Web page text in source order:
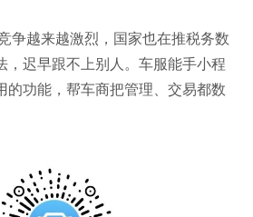
争越来越激烈，国家也在推税务数
，迟早跟不上别人。车服能手小程
的功能，帮车商把管理、交易都数